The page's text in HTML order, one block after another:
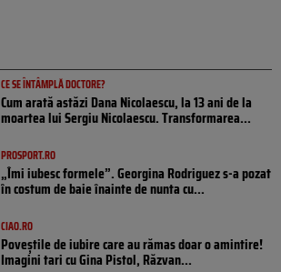
CE SE ÎNTÂMPLĂ DOCTORE?
Cum arată astăzi Dana Nicolaescu, la 13 ani de la
moartea lui Sergiu Nicolaescu. Transformarea...
PROSPORT.RO
„Îmi iubesc formele”. Georgina Rodriguez s-a pozat
în costum de baie înainte de nunta cu...
CIAO.RO
Poveştile de iubire care au rămas doar o amintire!
Imagini tari cu Gina Pistol, Răzvan...